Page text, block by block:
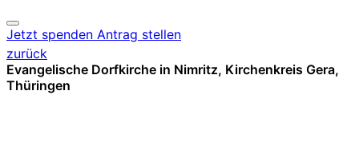
Jetzt spenden Antrag stellen
zurück
Evangelische Dorfkirche in Nimritz, Kirchenkreis Gera,
Thüringen